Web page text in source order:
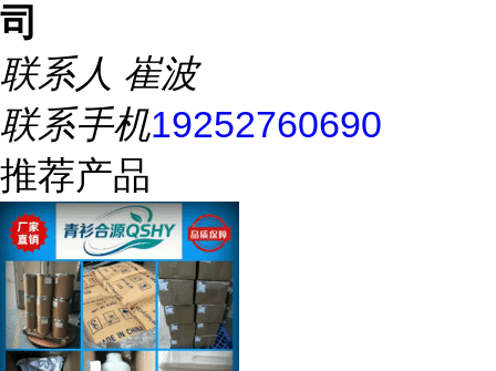
司
联系人 崔波
联系手机19252760690
推荐产品